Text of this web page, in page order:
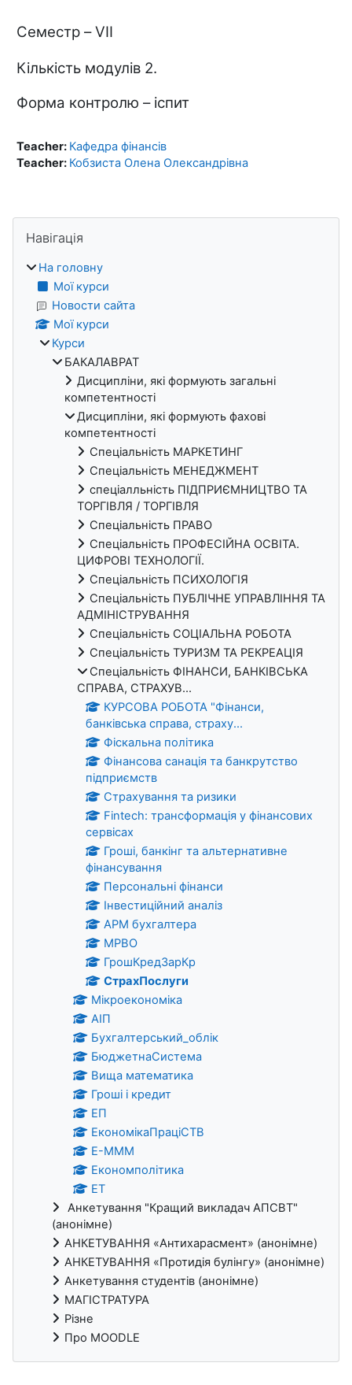
Семестр –VІІ
Кількість модулів 2.
Форма контролю – іспит
Teacher: Кафедра фінансів
Teacher: Кобзиста Олена Олександрівна
Блоки
Навігація
На головну
Мої курси
Новости сайта
Мої курси
Курси
БАКАЛАВРАТ
Дисципліни, які формують загальні
компетентності
Дисципліни, які формують фахові
компетентності
Спеціальність МАРКЕТИНГ
Спеціальність МЕНЕДЖМЕНТ
спеціалльність ПІДПРИЄМНИЦТВО ТА
ТОРГІВЛЯ / ТОРГІВЛЯ
Спеціальність ПРАВО
Спеціальність ПРОФЕСІЙНА ОСВІТА.
ЦИФРОВІ ТЕХНОЛОГІЇ.
Спеціальність ПСИХОЛОГІЯ
Спеціальність ПУБЛІЧНЕ УПРАВЛІННЯ ТА
АДМІНІСТРУВАННЯ
Спеціальність СОЦІАЛЬНА РОБОТА
Спеціальність ТУРИЗМ ТА РЕКРЕАЦІЯ
Спеціальність ФІНАНСИ, БАНКІВСЬКА
СПРАВА, СТРАХУВ...
КУРСОВА РОБОТА "Фінанси,
банківська справа, страху...
Фіскальна політика
Фінансова санація та банкрутство
підприємств
Страхування та ризики
Fintech: трансформація у фінансових
сервісах
Гроші, банкінг та альтернативне
фінансування
Персональні фінанси
Інвестиційний аналіз
АРМ бухгалтера
МРВО
ГрошКредЗарКр
СтрахПослуги
Мікроекономіка
АІП
Бухгалтерський_облік
БюджетнаСистема
Вища математика
Гроші і кредит
ЕП
ЕкономікаПраціСТВ
Е-МММ
Економполітика
ЕТ
Анкетування "Кращий викладач АПСВТ"
(анонімне)
АНКЕТУВАННЯ «Антихарасмент» (анонімне)
АНКЕТУВАННЯ «Протидія булінгу» (анонімне)
Анкетування студентів (анонімне)
МАГІСТРАТУРА
Різне
Про MOODLE